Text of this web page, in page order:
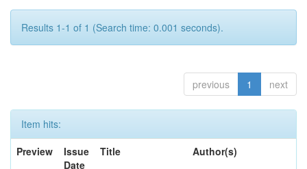
Results 1-1 of 1 (Search time: 0.001 seconds).
previous 1 next
Item hits:
Preview
Issue
Date
Title Author(s)